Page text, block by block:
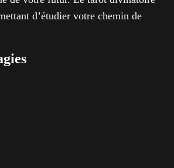
d’étudier votre chemin de